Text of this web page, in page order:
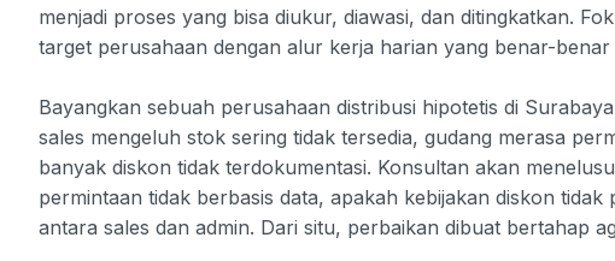
menjadi proses yang bisa diukur, diawasi, dan ditingkatkan.
target perusahaan dengan alur kerja harian yang benar-benar
Bayangkan sebuah perusahaan distribusi hipotetis di
sales mengeluh stok sering tidak tersedia, gudang merasa
banyak diskon tidak terdokumentasi. Konsultan akan
permintaan tidak berbasis data, apakah kebijakan diskon
antara sales dan admin. Dari situ, perbaikan dibuat bertahap